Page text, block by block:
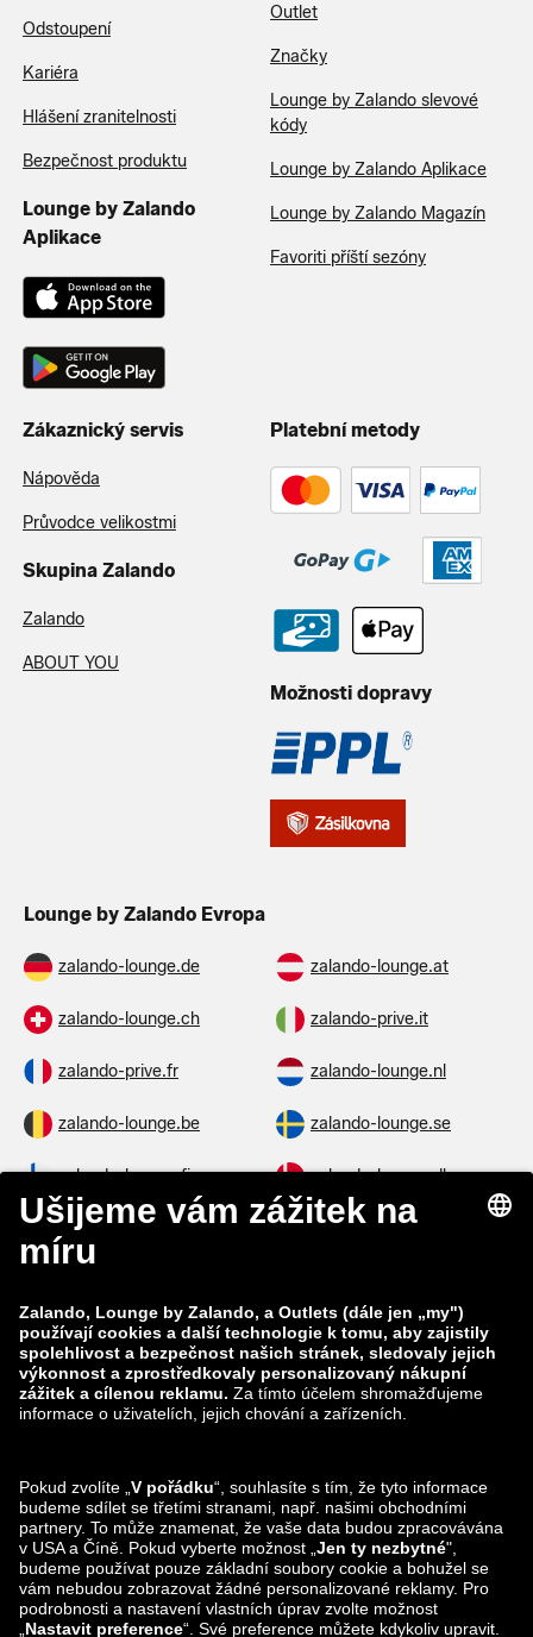
Odstoupení
Kariéra
Hlášení zranitelnosti
Bezpečnost produktu
Lounge by Zalando
Aplikace
Outlet
Značky
Lounge by Zalando slevové
kódy
Lounge by Zalando Aplikace
Lounge by Zalando Magazín
Favoriti příští sezóny
Zákaznický servis
Nápověda
Průvodce velikostmi
Skupina Zalando
Zalando
ABOUT YOU
Platební metody
Možnosti dopravy
Lounge by Zalando Evropa
zalando-lounge.de zalando-lounge.at
zalando-lounge.ch zalando-prive.it
zalando-prive.fr zalando-lounge.nl
zalando-lounge.be zalando-lounge.se
zalando-lounge.fi zalando-lounge.dk
zalando-lounge.co.uk zalando-lounge.pl
zalando-lounge.lt zalando-lounge.sk
zalando-lounge.ro zalando-lounge.hr
zalando-lounge.lu zalando-lounge.ee
zalando-lounge.lv zalando-lounge.no